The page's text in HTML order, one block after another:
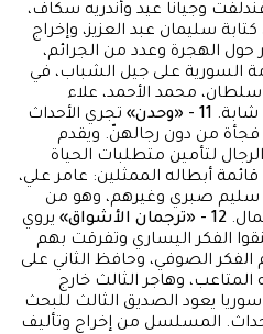
وجيانا عيد وأندريه سكاف،
سليمان عبد العزيز، وإخراج
حول الهجرة وعدد من الجرائم،
السورية على جيل الشباب، في
محمد الأحمد، علاء
شابة. 11 - «وحدن»
تجري الأحداث
من دون رجالهنّ. ويقدم
لتأمين متطلبات الحياة
أبطاله الممثلين: عامر علي،
سليم صبري وغيرهم، وهو من
12 - «ترجمان الأشواق»
يروي
الفكر اليساري وتفرقت بهم
الصوفي، وحافظ الثاني على
وهاجر الثالث خارج
يعود الصديق الثالث للبحث
المسلسل من إخراج وتأليف